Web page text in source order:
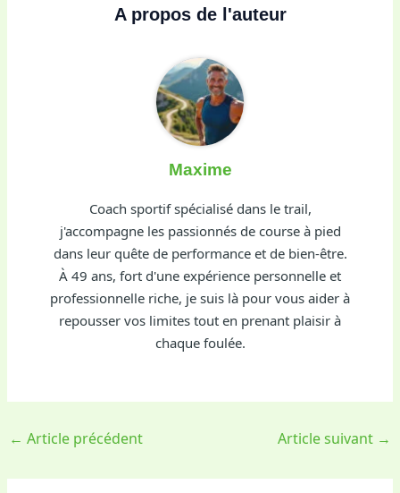
A propos de l'auteur
Maxime
Coach sportif spécialisé dans le trail,
j'accompagne les passionnés de course à pied
dans leur quête de performance et de bien-être.
À 49 ans, fort d'une expérience personnelle et
professionnelle riche, je suis là pour vous aider à
repousser vos limites tout en prenant plaisir à
chaque foulée.
← Article précédent Article suivant →